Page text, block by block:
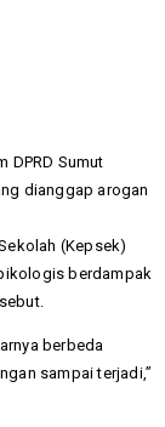
DPRD Sumut
dianggap arogan
(Kepsek)
berdampak
berbeda
sampai terjadi,”